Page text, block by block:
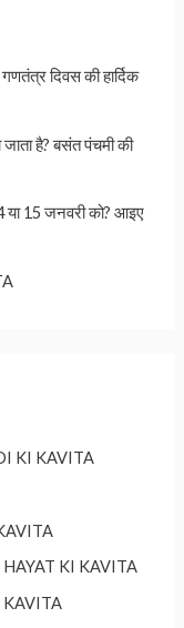
दिवस की हार्दिक
है? बसंत पंचमी की
15 जनवरी को? आइए
KI KAVITA
KI KAVITA
KAVITA